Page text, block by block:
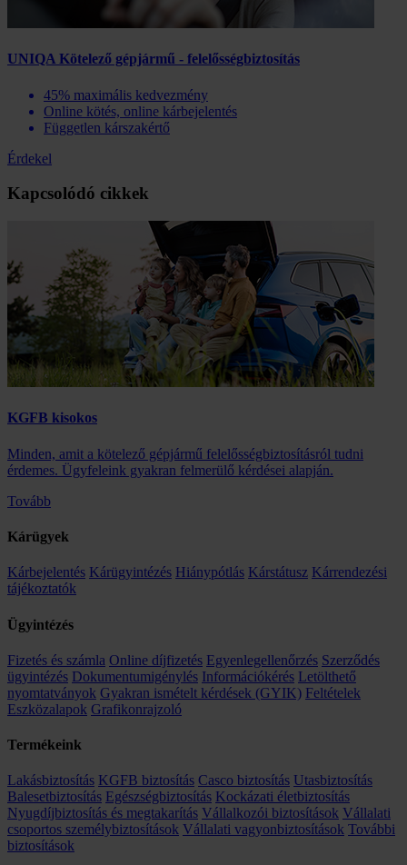
UNIQA Kötelező gépjármű - felelősségbiztosítás
45% maximális kedvezmény
Online kötés, online kárbejelentés
Független kárszakértő
Érdekel
Kapcsolódó cikkek
KGFB kisokos
Minden, amit a kötelező gépjármű felelősségbiztosításról tudni
érdemes. Ügyfeleink gyakran felmerülő kérdései alapján.
Tovább
Kárügyek
Kárbejelentés Kárügyintézés Hiánypótlás Kárstátusz Kárrendezési
tájékoztatók
Ügyintézés
Fizetés és számla Online díjfizetés Egyenlegellenőrzés Szerződés
ügyintézés Dokumentumigénylés Információkérés Letölthető
nyomtatványok Gyakran ismételt kérdések (GYIK) Feltételek
Eszközalapok Grafikonrajzoló
Termékeink
Lakásbiztosítás KGFB biztosítás Casco biztosítás Utasbiztosítás
Balesetbiztosítás Egészségbiztosítás Kockázati életbiztosítás
Nyugdíjbiztosítás és megtakarítás Vállalkozói biztosítások Vállalati
csoportos személybiztosítások Vállalati vagyonbiztosítások További
biztosítások